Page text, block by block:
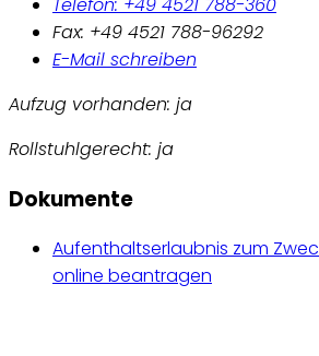
Fax: +49 4521 788-96292
E-Mail schreiben
Aufzug vorhanden: ja
Rollstuhlgerecht: ja
Dokumente
Aufenthaltserlaubnis zum
online beantragen